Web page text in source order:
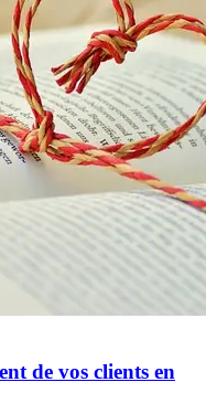
de vos clients en